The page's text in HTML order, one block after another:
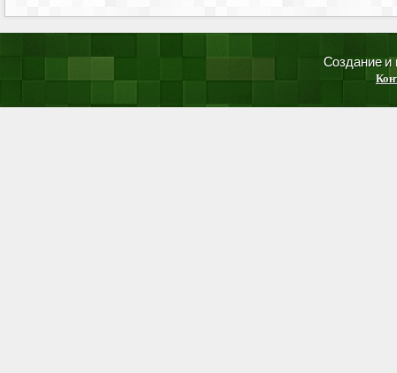
Создание и